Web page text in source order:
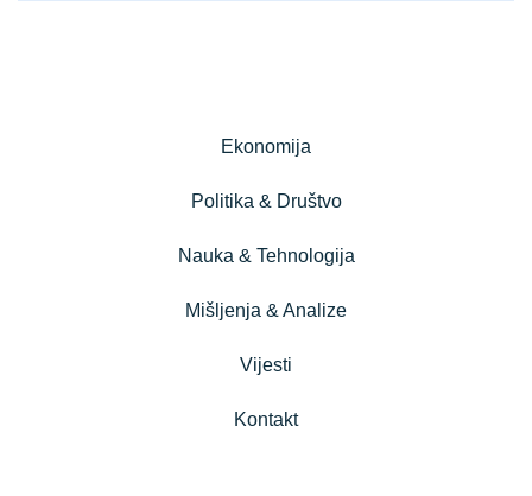
Ekonomija
Politika & Društvo
Nauka & Tehnologija
Mišljenja & Analize
Vijesti
Kontakt